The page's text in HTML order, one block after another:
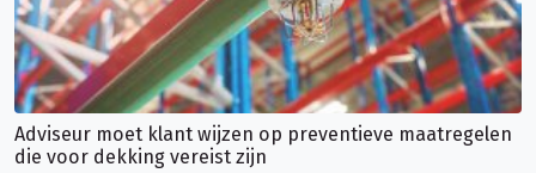
Adviseur moet klant wijzen op preventieve maatregelen
die voor dekking vereist zijn